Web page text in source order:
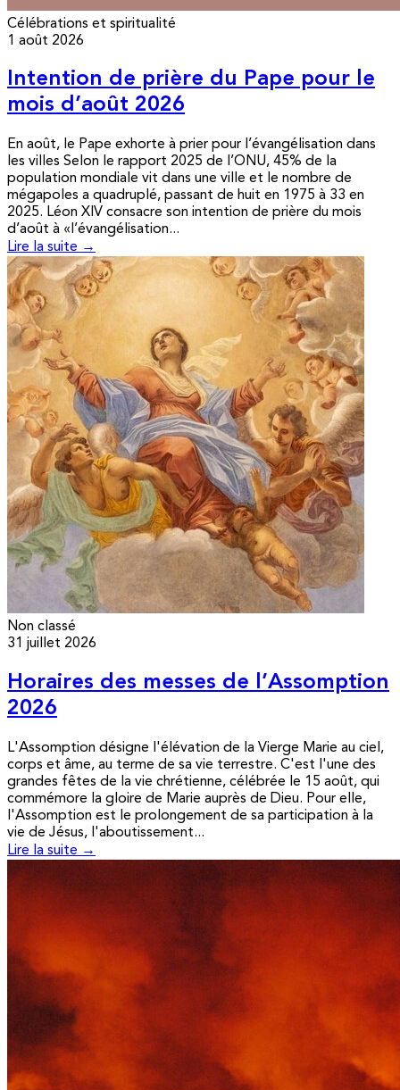
Célébrations et spiritualité
1 août 2026
Intention de prière du Pape pour le
mois d’août 2026
En août, le Pape exhorte à prier pour l’évangélisation dans
les villes Selon le rapport 2025 de l’ONU, 45% de la
population mondiale vit dans une ville et le nombre de
mégapoles a quadruplé, passant de huit en 1975 à 33 en
2025. Léon XIV consacre son intention de prière du mois
d’août à «l’évangélisation...
Lire la suite →
Non classé
31 juillet 2026
Horaires des messes de l’Assomption
2026
L'Assomption désigne l'élévation de la Vierge Marie au ciel,
corps et âme, au terme de sa vie terrestre. C'est l'une des
grandes fêtes de la vie chrétienne, célébrée le 15 août, qui
commémore la gloire de Marie auprès de Dieu. Pour elle,
l'Assomption est le prolongement de sa participation à la
vie de Jésus, l'aboutissement...
Lire la suite →